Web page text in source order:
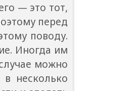
— это тот,
перед
поводу.
Иногда им
можно
несколько